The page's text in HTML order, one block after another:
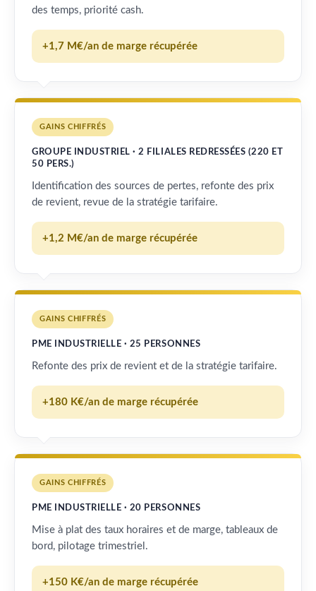
des temps, priorité cash.
+1,7 M€/an de marge récupérée
GAINS CHIFFRÉS
GROUPE INDUSTRIEL · 2 FILIALES REDRESSÉES (220 ET
50 PERS.)
Identification des sources de pertes, refonte des prix
de revient, revue de la stratégie tarifaire.
+1,2 M€/an de marge récupérée
GAINS CHIFFRÉS
PME INDUSTRIELLE · 25 PERSONNES
Refonte des prix de revient et de la stratégie tarifaire.
+180 K€/an de marge récupérée
GAINS CHIFFRÉS
PME INDUSTRIELLE · 20 PERSONNES
Mise à plat des taux horaires et de marge, tableaux de
bord, pilotage trimestriel.
+150 K€/an de marge récupérée